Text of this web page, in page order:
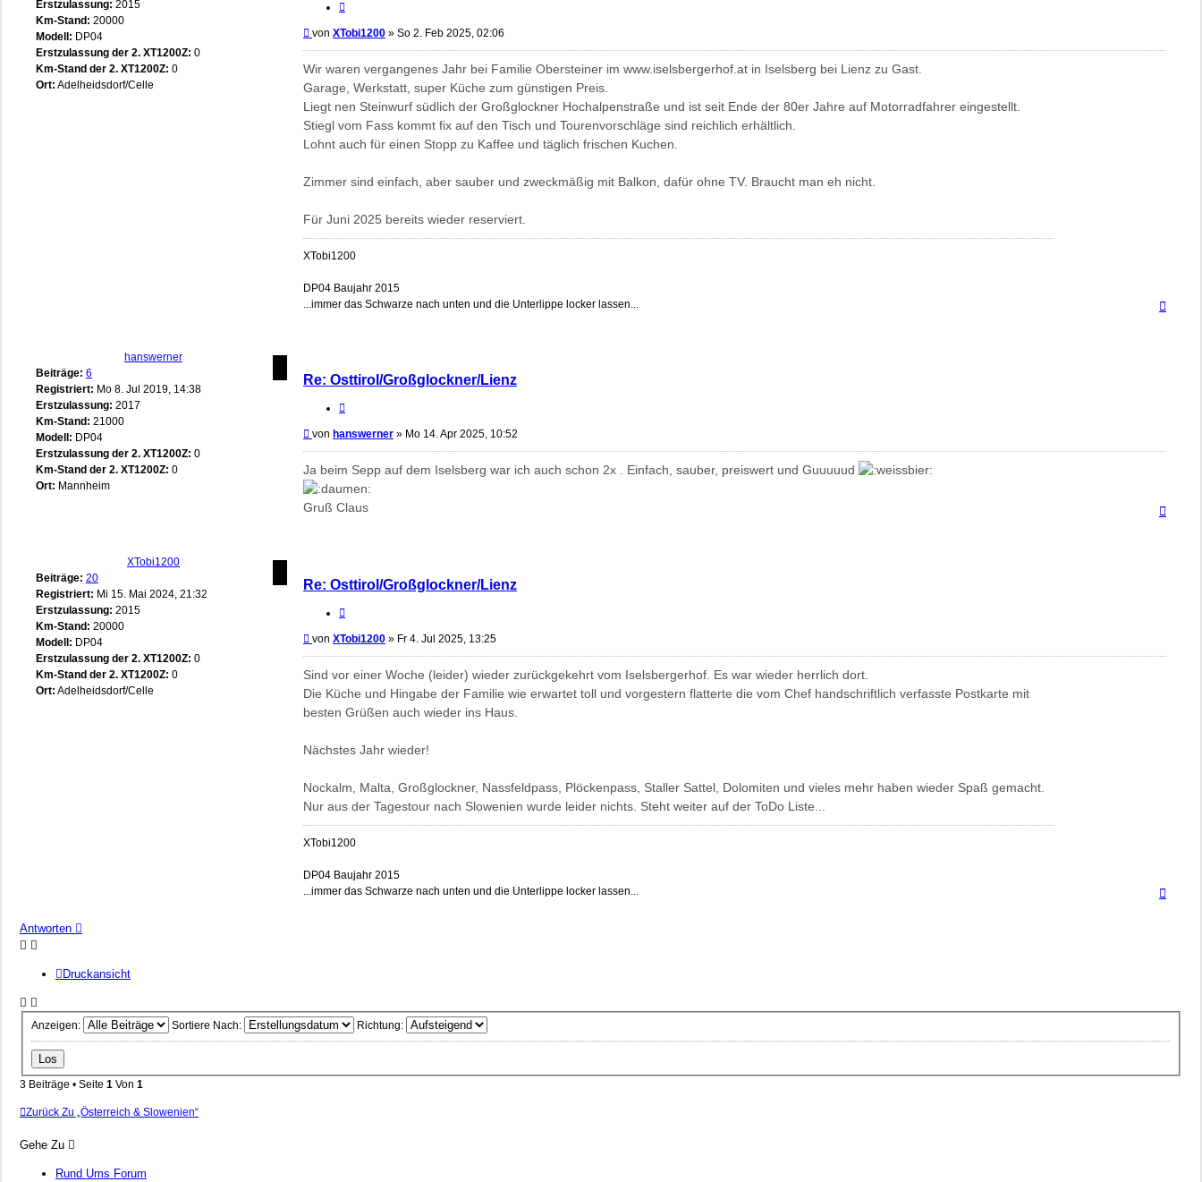
Erstzulassung: 2015
Km-Stand: 20000
Modell: DP04
Erstzulassung der 2. XT1200Z: 0
Km-Stand der 2. XT1200Z: 0
Ort: Adelheidsdorf/Celle
Beitrag
von XTobi1200 » So 2. Feb 2025, 02:06
Wir waren vergangenes Jahr bei Familie Obersteiner im www.iselsbergerhof.at in Iselsberg bei Lienz zu Gast.
Garage, Werkstatt, super Küche zum günstigen Preis.
Liegt nen Steinwurf südlich der Großglockner Hochalpenstraße und ist seit Ende der 80er Jahre auf Motorradfahrer eingestellt.
Stiegl vom Fass kommt fix auf den Tisch und Tourenvorschläge sind reichlich erhältlich.
Lohnt auch für einen Stopp zu Kaffee und täglich frischen Kuchen.
Zimmer sind einfach, aber sauber und zweckmäßig mit Balkon, dafür ohne TV. Braucht man eh nicht.
Für Juni 2025 bereits wieder reserviert.
XTobi1200
DP04 Baujahr 2015
...immer das Schwarze nach unten und die Unterlippe locker lassen...
oben
hanswerner
Beiträge: 6
Registriert: Mo 8. Jul 2019, 14:38
Erstzulassung: 2017
Km-Stand: 21000
Modell: DP04
Erstzulassung der 2. XT1200Z: 0
Km-Stand der 2. XT1200Z: 0
Ort: Mannheim
Re: Osttirol/Großglockner/Lienz
Beitrag
von hanswerner » Mo 14. Apr 2025, 10:52
Ja beim Sepp auf dem Iselsberg war ich auch schon 2x . Einfach, sauber, preiswert und Guuuuud
Gruß Claus
oben
XTobi1200
Beiträge: 20
Registriert: Mi 15. Mai 2024, 21:32
Erstzulassung: 2015
Km-Stand: 20000
Modell: DP04
Erstzulassung der 2. XT1200Z: 0
Km-Stand der 2. XT1200Z: 0
Ort: Adelheidsdorf/Celle
Re: Osttirol/Großglockner/Lienz
Beitrag
von XTobi1200 » Fr 4. Jul 2025, 13:25
Sind vor einer Woche (leider) wieder zurückgekehrt vom Iselsbergerhof. Es war wieder herrlich dort.
Die Küche und Hingabe der Familie wie erwartet toll und vorgestern flatterte die vom Chef handschriftlich verfasste Postkarte mit
besten Grüßen auch wieder ins Haus.
Nächstes Jahr wieder!
Nockalm, Malta, Großglockner, Nassfeldpass, Plöckenpass, Staller Sattel, Dolomiten und vieles mehr haben wieder Spaß gemacht.
Nur aus der Tagestour nach Slowenien wurde leider nichts. Steht weiter auf der ToDo Liste...
XTobi1200
DP04 Baujahr 2015
...immer das Schwarze nach unten und die Unterlippe locker lassen...
oben
Antworten
Druckansicht
Anzeigen: Sortiere Nach: Richtung:
3 Beiträge • Seite 1 Von 1
Zurück Zu „Österreich & Slowenien“
Gehe Zu
Rund Ums Forum